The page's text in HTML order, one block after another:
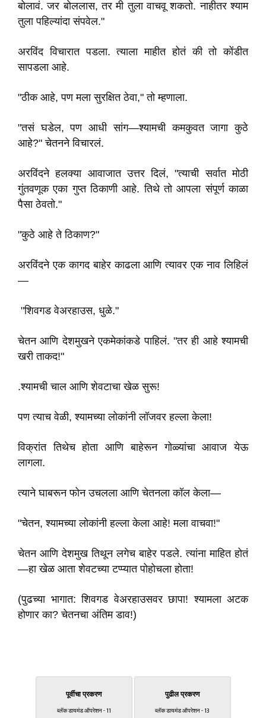
बोलावं. जर बोललास, तर मी तुला वाचवू शकतो. नाहीतर श्याम
तुला पहिल्यांदा संपवेल."
अरविंद विचारात पडला. त्याला माहीत होतं की तो कोंडीत
सापडला आहे.
"ठीक आहे, पण मला सुरक्षित ठेवा," तो म्हणाला.
"तसं घडेल, पण आधी सांग—श्यामची कमकुवत जागा कुठे
आहे?" चेतनने विचारलं.
अरविंदने हलक्या आवाजात उत्तर दिलं, "त्याची सर्वात मोठी
गुंतवणूक एका गुप्त ठिकाणी आहे. तिथे तो आपला संपूर्ण काळा
पैसा ठेवतो."
"कुठे आहे ते ठिकाण?"
अरविंदने एक कागद बाहेर काढला आणि त्यावर एक नाव लिहिलं
—
"शिवगड वेअरहाउस, धुळे."
चेतन आणि देशमुखने एकमेकांकडे पाहिलं. "तर ही आहे श्यामची
खरी ताकद!"
.श्यामची चाल आणि शेवटाचा खेळ सुरू!
पण त्याच वेळी, श्यामच्या लोकांनी लॉजवर हल्ला केला!
विक्रांत तिथेच होता आणि बाहेरून गोळ्यांचा आवाज येऊ
लागला.
त्याने घाबरून फोन उचलला आणि चेतनला कॉल केला—
"चेतन, श्यामच्या लोकांनी हल्ला केला आहे! मला वाचवा!"
चेतन आणि देशमुख तिथून लगेच बाहेर पडले. त्यांना माहित होतं
—हा खेळ आता शेवटच्या टप्प्यात पोहोचला होता!
(पुढच्या भागात: शिवगड वेअरहाउसवर छापा! श्यामला अटक
होणार का? चेतनचा अंतिम डाव!)
पूर्वीचा प्रकरण
ब्लॅक डायमंड ऑपरेशन - 11
पुढील प्रकरण
ब्लॅक डायमंड ऑपरेशन - 13